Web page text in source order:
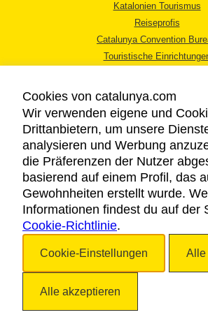
Katalonien Tourismus
Reiseprofis
Catalunya Convention
Touristische
RECHTLICHER HINWEIS
DATENSCHUTZICHTLINIE
COOKIES
BARRIEREFREIHEIT
Cookies von catalunya.com
Wir verwenden eigene und
Drittanbietern, um unsere
analysieren und Werbung
die Präferenzen der Nutzer
basierend auf einem Profil, das
Gewohnheiten erstellt wurde.
Informationen findest du auf der
Cookie-Richtlinie.
Cookie-Einstellungen Alle
Alle akzeptieren